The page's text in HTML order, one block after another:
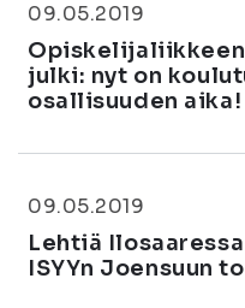
09.05.2019
julki: nyt on
osallisuuden aika!
09.05.2019
Lehtiä
ISYYn Joensuun